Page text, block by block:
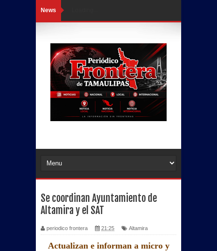
News
Se coordinan Ayuntamiento de
Altamira y el SAT
periodico frontera 21:25 Altamira
Actualizan e informan a micro y